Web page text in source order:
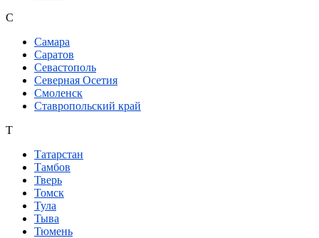
С
Самара
Саратов
Севастополь
Северная Осетия
Смоленск
Ставропольский край
Т
Татарстан
Тамбов
Тверь
Томск
Тула
Тыва
Тюмень